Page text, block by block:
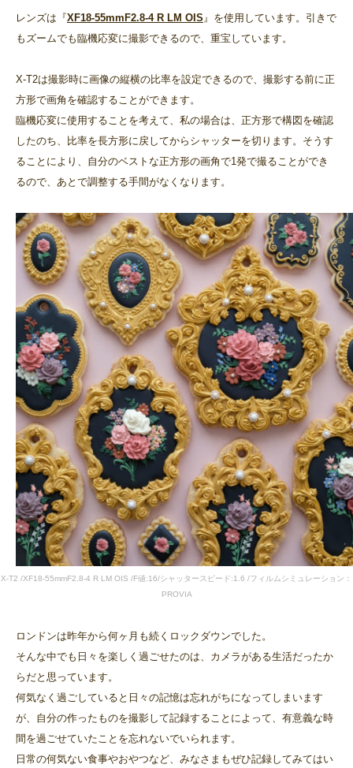
レンズは『XF18-55mmF2.8-4 R LM OIS 』を使用しています。引きで
もズームでも臨機応変に撮影できるので、重宝しています。
X-T2は撮影時に画像の縦横の比率を設定できるので、撮影する前に正
方形で画角を確認することができます。
臨機応変に使用することを考えて、私の場合は、正方形で構図を確認
したのち、比率を長方形に戻してからシャッターを切ります。そうす
ることにより、自分のベストな正方形の画角で1発で撮ることができ
るので、あとで調整する手間がなくなります。
X-T2 /XF18-55mmF2.8-4 R LM OIS /F値:16/シャッタースピード:1.6 /フィルムシミュレーション：
PROVIA
ロンドンは昨年から何ヶ月も続くロックダウンでした。
そんな中でも日々を楽しく過ごせたのは、カメラがある生活だったか
らだと思っています。
何気なく過ごしていると日々の記憶は忘れがちになってしまいます
が、自分の作ったものを撮影して記録することによって、有意義な時
間を過ごせていたことを忘れないでいられます。
日常の何気ない食事やおやつなど、みなさまもぜひ記録してみてはい